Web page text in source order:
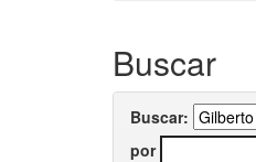
Buscar
Buscar:
por